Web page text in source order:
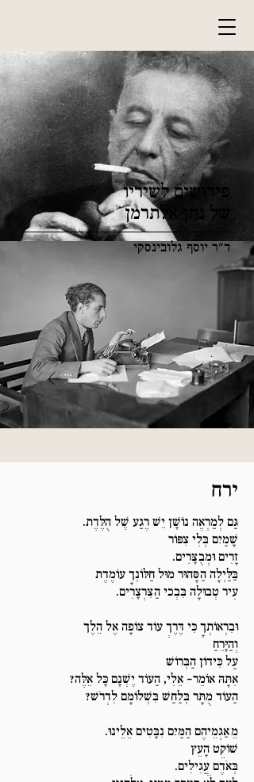
פירושים לשיריו
של נתן אלתרמן
ד"ר יוסף גלובינסקי
ירח
גַּם לְמַרְאֶה נוֹשָׁן יֵשׁ רֶגַע שֶׁל הֻלֶּדֶת.
שָׁמַיִם בְּלִי צִפּוֹר
זָרִים וּמְבֻצָּרִים.
בַּלַּיְלָה הַסָּהוּר מוּל חַלּוֹנְךָ עוֹמֶדֶת
עִיר טְבוּלָה בִּבְכי הַצִּרְצָרִים.
וּבִרְאוֹתְךָ כִּי דֶּרֶךְ עוֹד צוֹפָה אֶל הֵלֶך
וְהַיָּרֵחַ
עַל כִּידוֹן הַבְּרוֹשׁ
אִתָּהּ אוֹמֵר- אֵלִי, הַעוֹד יֶשְׁנָם כָּל אֵלֶּה?
הַעוֹד מֻתָּר בְּלַחַשׁ בִּשְׁלוֹמָם לִדְרֹשׁ?
מֵאַגְמֵיהֶם הַמַּיִם נִבָּטִים אֵלֵינוּ.
שׁוֹקֵט הָעֵץ
בְּאֹדֶם עֲגִילִים.